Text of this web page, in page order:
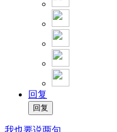
回复